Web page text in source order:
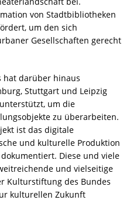
von Stadtbibliotheken
um den sich
Gesellschaften gerecht
hat darüber hinaus
Stuttgart und Leipzig
um die
zu überarbeiten.
ist das digitale
und kulturelle Produktion
Diese und viele
und vielseitige
Kulturstiftung des Bundes
kulturellen Zukunft